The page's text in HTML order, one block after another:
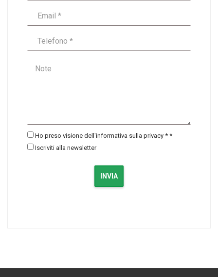
Ho preso visione dell'informativa sulla privacy * *
Iscriviti alla newsletter
INVIA